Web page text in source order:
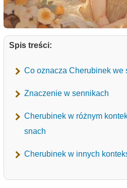
Spis treści:
Co oznacza Cherubinek we
Znaczenie w sennikach
Cherubinek w różnym
snach
Cherubinek w innych